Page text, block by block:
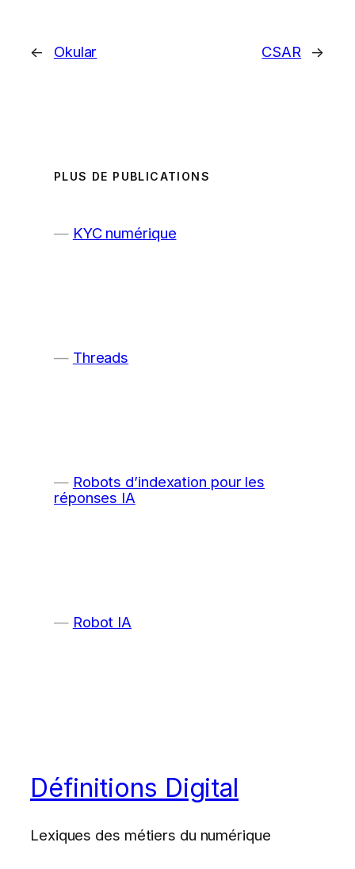
← Okular CSAR →
PLUS DE PUBLICATIONS
KYC numérique
Threads
Robots d’indexation pour les
réponses IA
Robot IA
Définitions Digital
Lexiques des métiers du numérique